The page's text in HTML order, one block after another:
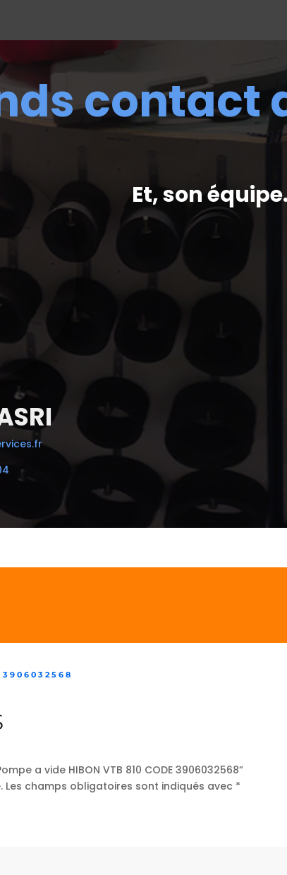
contact
Et, son équipe.
3906032568
a vide HIBON VTB 810 CODE 3906032568”
Les champs obligatoires sont indiqués avec *